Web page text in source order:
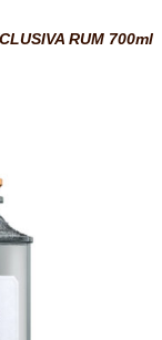
RUM 700ml